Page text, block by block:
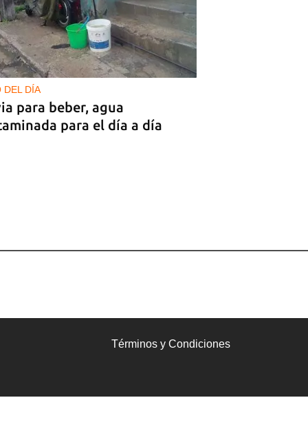
DEL DÍA
para beber, agua
para el día a día
Términos y Condiciones